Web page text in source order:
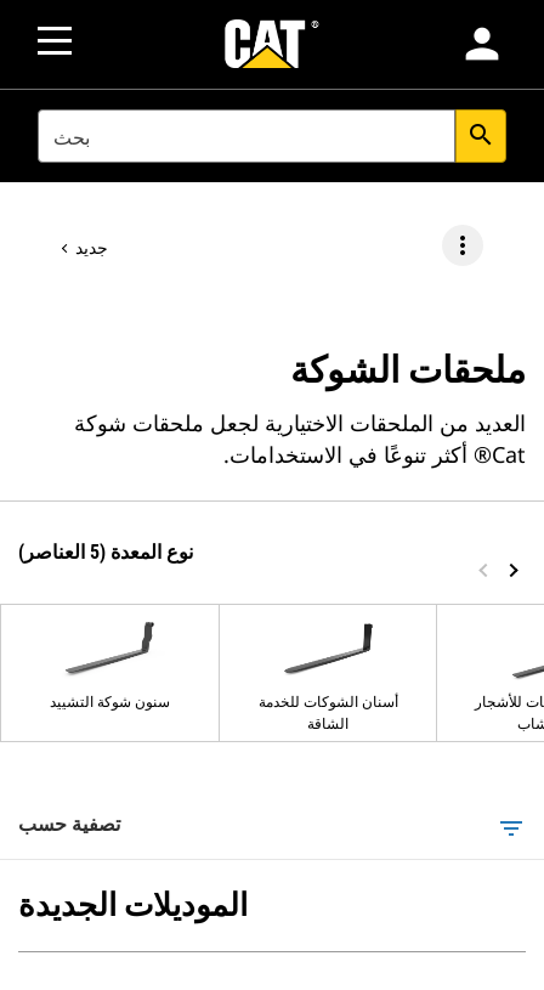
person
SEARCH search
جديد more_vert
ملحقات الشوكة
العديد من الملحقات الاختيارية لجعل ملحقات شوكة
Cat® أكثر تنوعًا في الاستخدامات.
نوع المعدة (5 العناصر)
سنون شوكة التشييد
أسنان الشوكات للخدمة
الشاقة
للأشجار
تصفية حسب filter_list
الموديلات الجديدة